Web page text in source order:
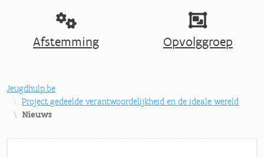
Afstemming Opvolggroep
Jeugdhulp.be
Project gedeelde verantwoordelijkheid en de ideale wereld
Nieuws